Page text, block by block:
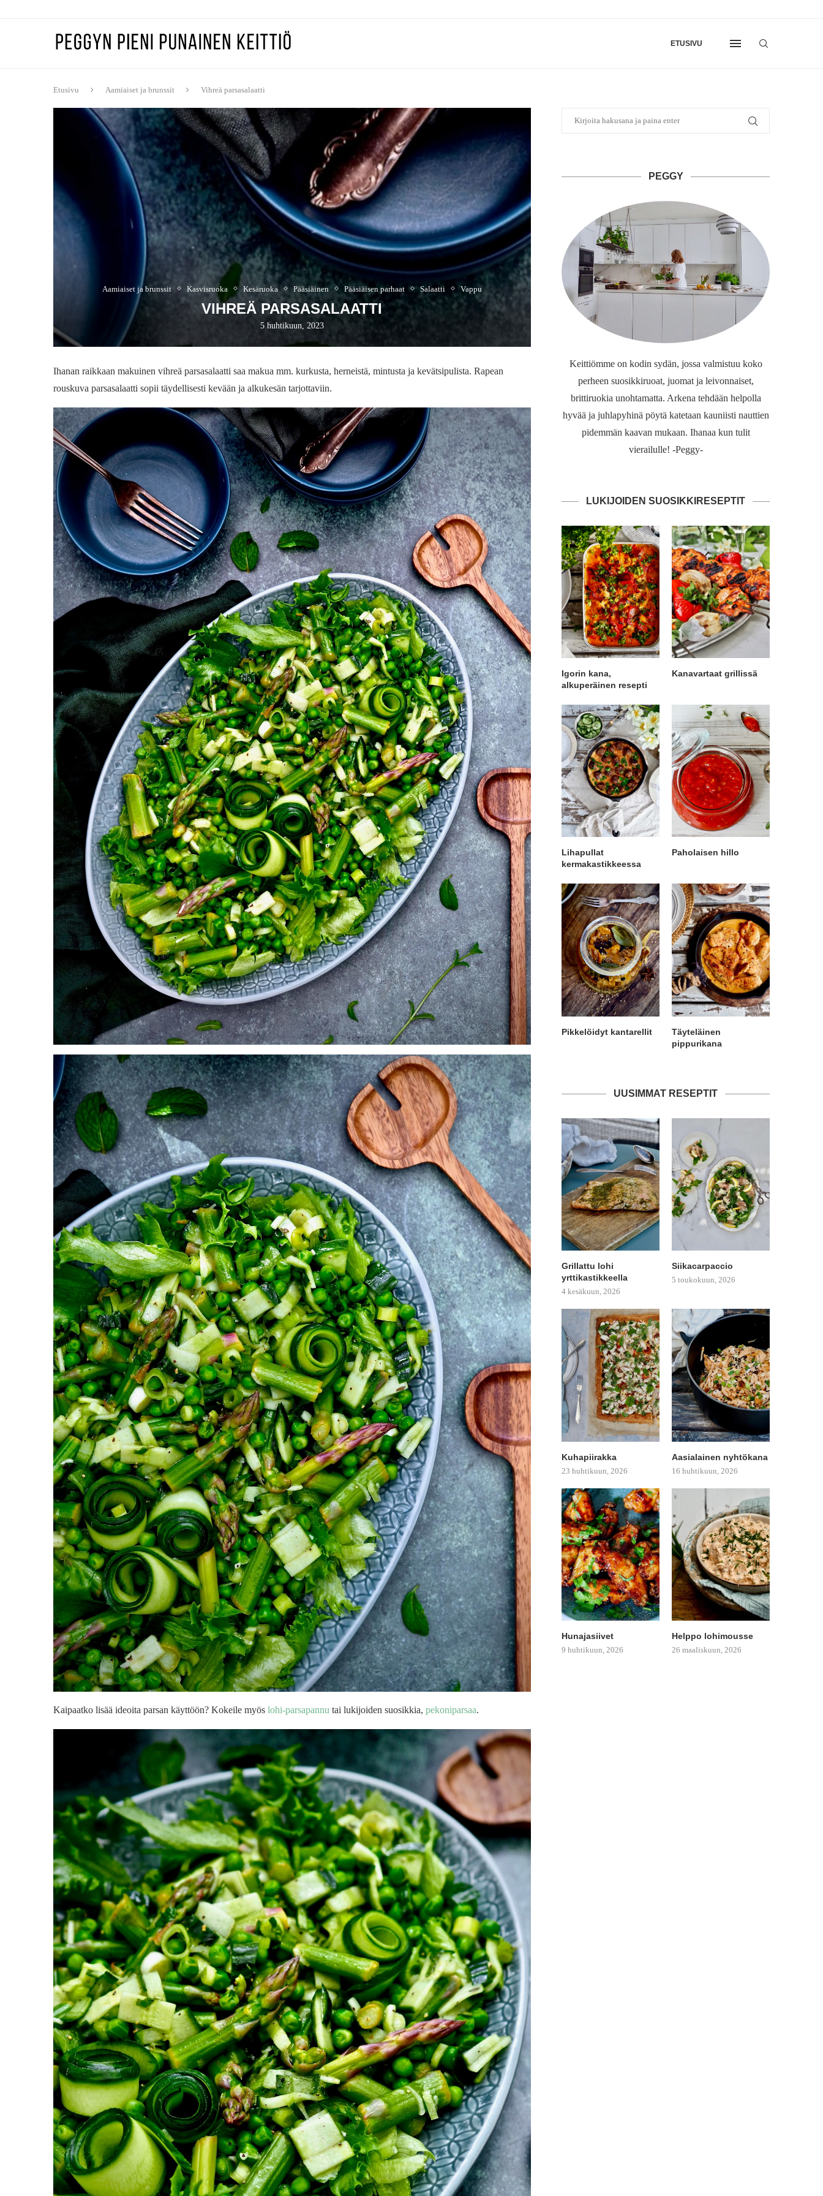
ETUSIVU
Etusivu Aamiaiset ja brunssit Vihreä parsasalaatti
Aamiaiset ja brunssit Kasvisruoka Kesäruoka Pääsiäinen Pääsiäisen parhaat Salaatti Vappu
VIHREÄ PARSASALAATTI
5 huhtikuun, 2023
Ihanan raikkaan makuinen vihreä parsasalaatti saa makua mm. kurkusta, herneistä, mintusta ja kevätsipulista. Rapean
rouskuva parsasalaatti sopii täydellisesti kevään ja alkukesän tarjottaviin.
Kaipaatko lisää ideoita parsan käyttöön? Kokeile myös lohi-parsapannu tai lukijoiden suosikkia, pekoniparsaa.
PEGGY
Keittiömme on kodin sydän, jossa valmistuu koko
perheen suosikkiruoat, juomat ja leivonnaiset,
brittiruokia unohtamatta. Arkena tehdään helpolla
hyvää ja juhlapyhinä pöytä katetaan kauniisti nauttien
pidemmän kaavan mukaan. Ihanaa kun tulit
vierailulle! -Peggy-
LUKIJOIDEN SUOSIKKIRESEPTIT
Igorin kana,
alkuperäinen resepti
Kanavartaat grillissä
Lihapullat
kermakastikkeessa
Paholaisen hillo
Pikkelöidyt kantarellit
Täyteläinen
pippurikana
UUSIMMAT RESEPTIT
Grillattu lohi
yrttikastikkeella
4 kesäkuun, 2026
Siikacarpaccio
5 toukokuun, 2026
Kuhapiirakka
23 huhtikuun, 2026
Aasialainen nyhtökana
16 huhtikuun, 2026
Hunajasiivet
9 huhtikuun, 2026
Helppo lohimousse
26 maaliskuun, 2026